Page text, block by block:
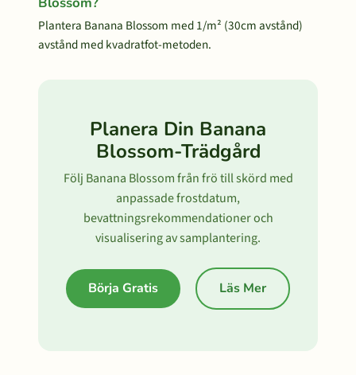
Plantera Banana Blossom med 1/m² (30cm avstånd)
avstånd med kvadratfot-metoden.
Planera Din Banana
Blossom-Trädgård
Följ Banana Blossom från frö till skörd med
anpassade frostdatum,
bevattningsrekommendationer och
visualisering av samplantering.
Börja Gratis Läs Mer